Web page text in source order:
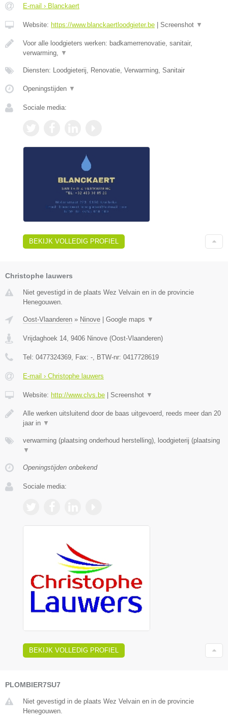
E-mail › Blanckaert
Website: https://www.blanckaertloodgieter.be Screenshot ▼
Voor alle loodgieters werken: badkamerrenovatie, sanitair,
verwarming,
▼
Diensten: Loodgieterij, Renovatie, Verwarming, Sanitair
Openingstijden ▼
Sociale media:
BEKIJK VOLLEDIG PROFIEL
Christophe lauwers
Niet gevestigd in de plaats Wez Velvain en in de provincie
Henegouwen.
Oost-Vlaanderen » Ninove | Google maps ▼
Vrijdaghoek 14 9406 Ninove (Oost-Vlaanderen)
Tel: 0477324369 , Fax: - , BTW-nr: 0417728619
E-mail › Christophe lauwers
Website: http://www.clvs.be | Screenshot ▼
Alle werken uitsluitend door de baas uitgevoerd, reeds meer dan 20
jaar in ▼
verwarming (plaatsing onderhoud herstelling), loodgieterij (plaatsing
▼
Openingstijden onbekend
Sociale media:
BEKIJK VOLLEDIG PROFIEL
PLOMBIER7SU7
Niet gevestigd in de plaats Wez Velvain en in de provincie
Henegouwen.